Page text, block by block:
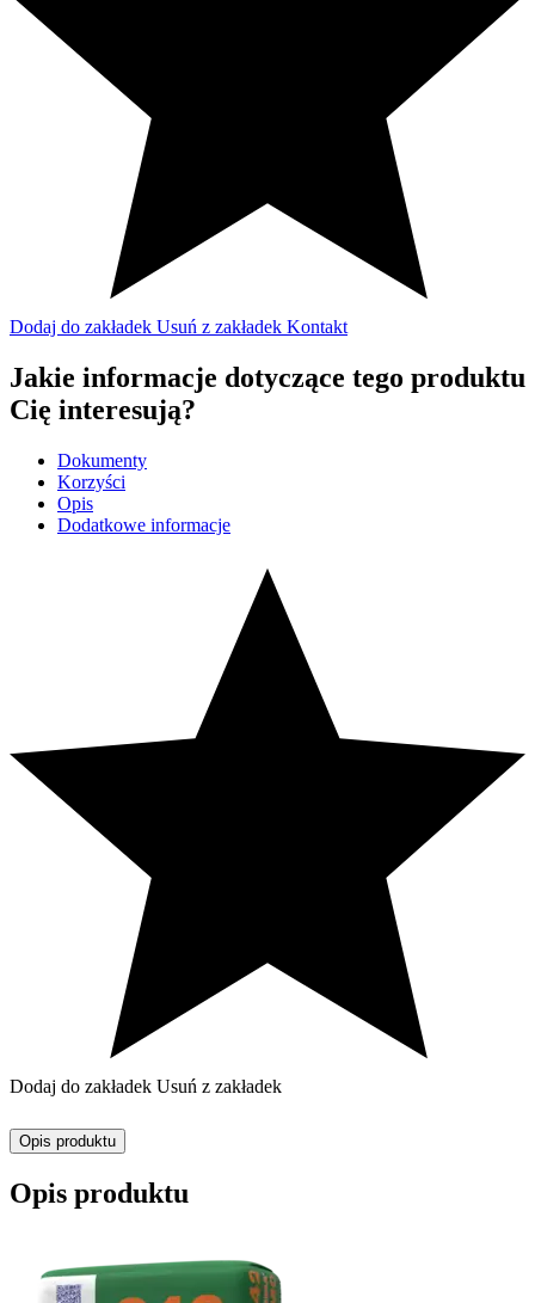
Dodaj do zakładek Usuń z zakładek Kontakt
Jakie informacje dotyczące tego produktu
Cię interesują?
Dokumenty
Korzyści
Opis
Dodatkowe informacje
Dodaj do zakładek Usuń z zakładek
Opis produktu
Opis produktu